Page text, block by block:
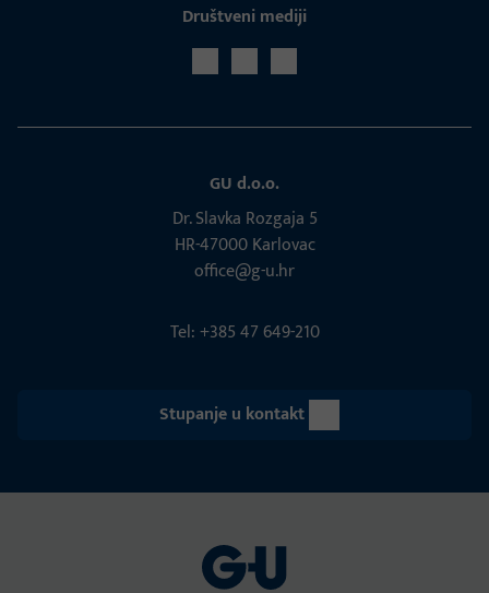
Društveni mediji
GU d.o.o.
Dr. Slavka Rozgaja 5
HR-47000 Karlovac
office@g-u.hr
Tel: +385 47 649-210
Stupanje u kontakt